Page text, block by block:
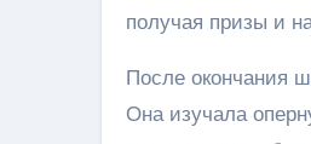
получая призы и
После окончания
Она изучала